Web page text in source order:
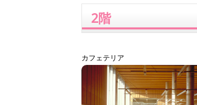
2階
カフェテリア